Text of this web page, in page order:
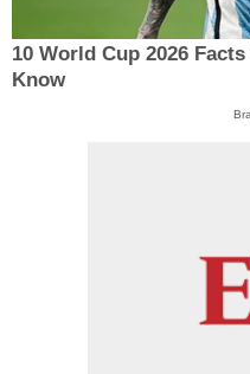
10 World Cup 2026
Know